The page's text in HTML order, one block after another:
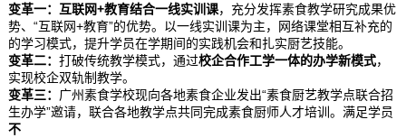
变革一： 互联网+教育结合一线实训课，充分发挥素食教学研究成果优
势、“互联网+教育”的优势。以一线实训课为主，网络课堂相互补充的
的学习模式，提升学员在学期间的实践机会和扎实厨艺技能。
变革二： 打破传统教学模式，通过校企合作工学一体的办学新模式，
实现校企双轨制教学。
变革三： 广州素食学校现向各地素食企业发出“素食厨艺教学点联合招
生办学”邀请，联合各地教学点共同完成素食厨师人才培训。满足学员
不